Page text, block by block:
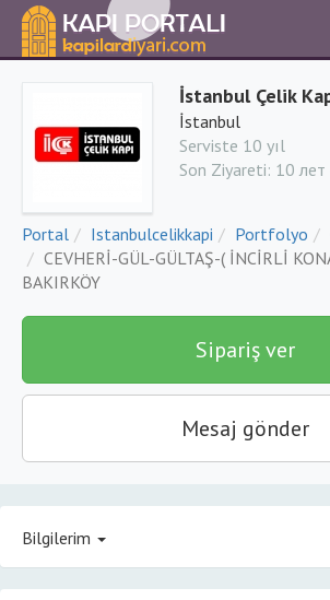
İstanbul Çelik
İstanbul
Serviste 10 yıl
Son Ziyareti: 10 лет
Portal Istanbulcelikkapi Portfolyo
CEVHERİ-GÜL-GÜLTAŞ-( İNCİRLİ
BAKIRKÖY
Sipariş ver
Mesaj gönder
Bilgilerim